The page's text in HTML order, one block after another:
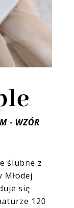
- WZÓR
ślubne z
Młodej
się
120